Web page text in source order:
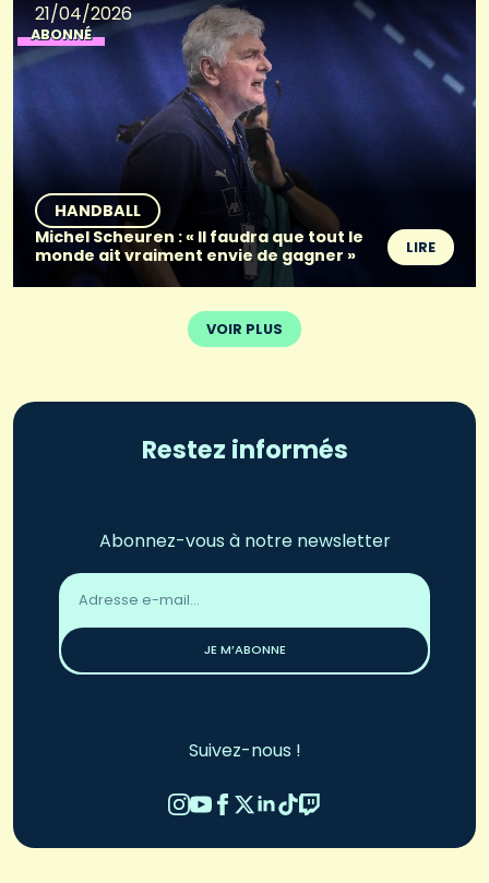
21/04/2026
ABONNÉ
HANDBALL
Michel Scheuren : « Il faudra que tout le
monde ait vraiment envie de gagner »
LIRE
VOIR PLUS
Restez informés
Abonnez-vous à notre newsletter
Adresse
email
JE M’ABONNE
Suivez-nous !